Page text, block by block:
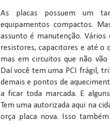
As placas possuem um
equipamentos compactos.
assunto é manutenção.
resistores, capacitores e até o
mas em circuitos que não
Daí você tem uma PCI frágil,
demais e pontos de
a ficar toda marcada. E
Tem uma autorizada aqui na
orça placa nova. Isso